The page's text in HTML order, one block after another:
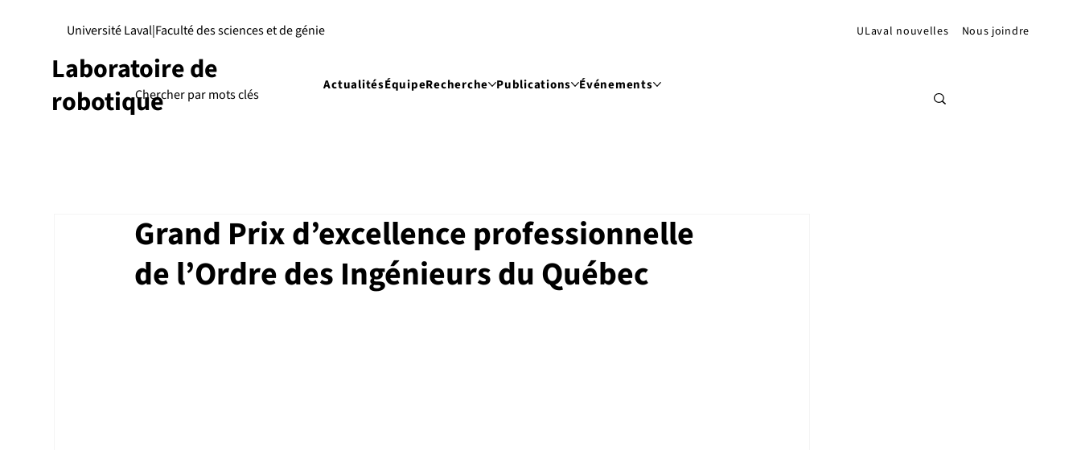
Laboratoire de
robotique
ActualitésÉquipeRecherche Publications Événements
|
Université Laval Faculté des sciences et de génie ULaval nouvelles Nous joindre
Grand Prix d’excellence professionnelle
de l’Ordre des Ingénieurs du Québec